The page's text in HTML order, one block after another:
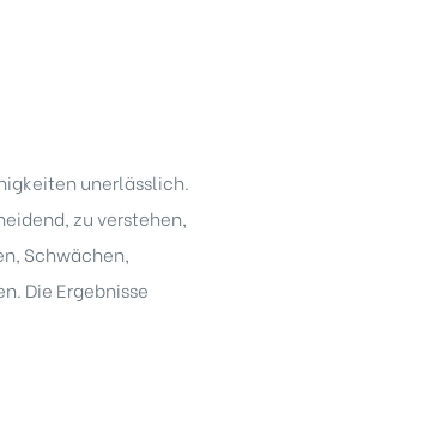
unerlässlich.
zu verstehen,
Schwächen,
Die Ergebnisse